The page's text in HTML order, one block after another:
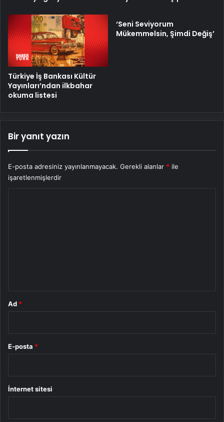
günün
maçları
Türkiye İş Bankası Kültür
Yayınları’ndan ilkbahar
okuma listesi
‘Seni Seviyorum
Mükemmelsin, Şimdi Değiş’
Bir yanıt yazın
E-posta adresiniz yayınlanmayacak. Gerekli alanlar * ile
işaretlenmişlerdir
Ad *
E-posta *
İnternet sitesi